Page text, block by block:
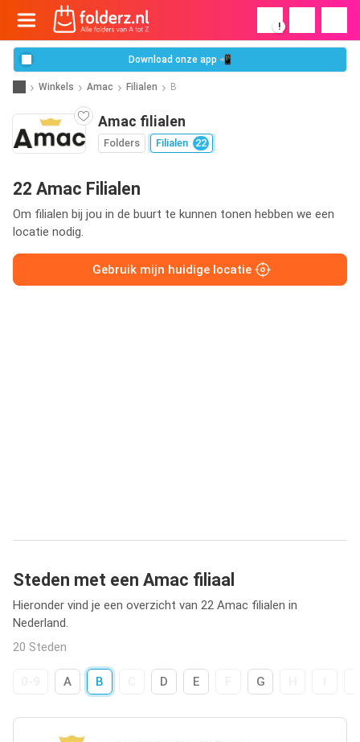
!
Download onze app 📲
Winkels Amac Filialen B
Amac filialen
Folders Filialen 22
22 Amac Filialen
Om filialen bij jou in de buurt te kunnen tonen hebben we een
locatie nodig.
Gebruik mijn huidige locatie
Steden met een Amac filiaal
Hieronder vind je een overzicht van 22 Amac filialen in
Nederland.
20 Steden
A B D E G